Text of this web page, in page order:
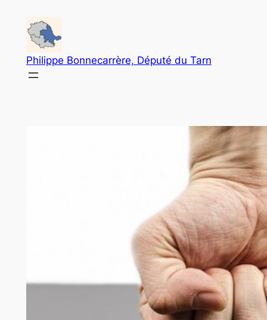
contenu
Philippe Bonnecarrère, Député du Tarn